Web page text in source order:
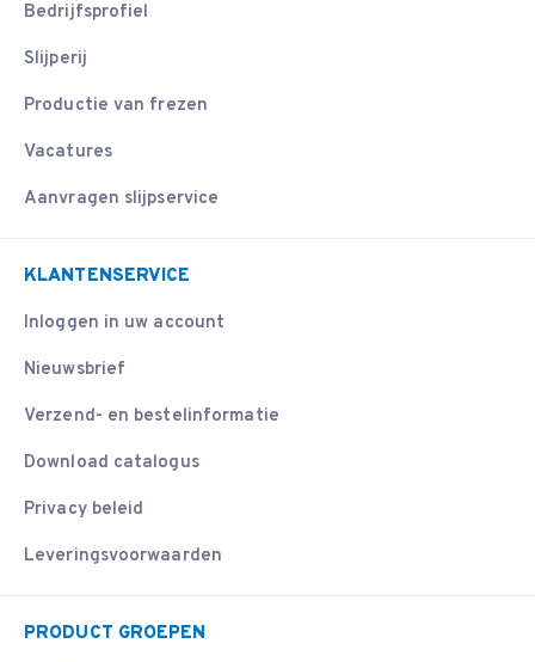
Bedrijfsprofiel
Slijperij
Productie van frezen
Vacatures
Aanvragen slijpservice
KLANTENSERVICE
Inloggen in uw account
Nieuwsbrief
Verzend- en bestelinformatie
Download catalogus
Privacy beleid
Leveringsvoorwaarden
PRODUCT GROEPEN